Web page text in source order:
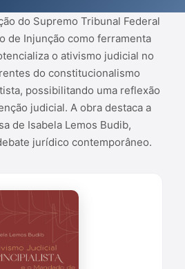
do Supremo Tribunal Federal
de Injunção como ferramenta
o ativismo judicial no
do constitucionalismo
possibilitando uma reflexão
judicial. A obra destaca a
de Isabela Lemos Budib,
jurídico contemporâneo.